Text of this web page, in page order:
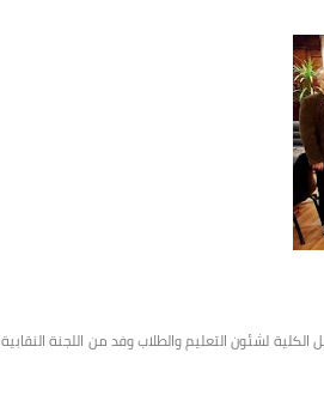
لشئون التعليم والطلاب وفد من اللجنة النقابية